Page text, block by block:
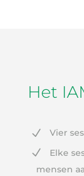
Het
Vier
Elke
mensen